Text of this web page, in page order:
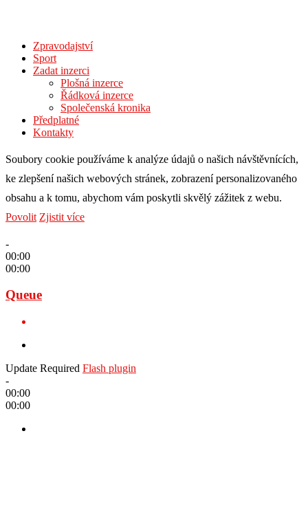
Zpravodajství
Sport
Zadat inzerci
Plošná inzerce
Řádková inzerce
Společenská kronika
Předplatné
Kontakty
Soubory cookie používáme k analýze údajů o našich návštěvnících,
ke zlepšení našich webových stránek, zobrazení personalizovaného
obsahu a k tomu, abychom vám poskytli skvělý zážitek z webu.
Povolit Zjistit více
-
00:00
00:00
Queue
Update Required Flash plugin
-
00:00
00:00